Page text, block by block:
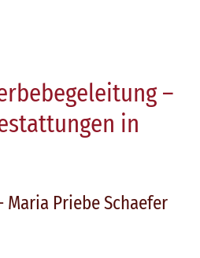
–
in
Maria Priebe Schaefer